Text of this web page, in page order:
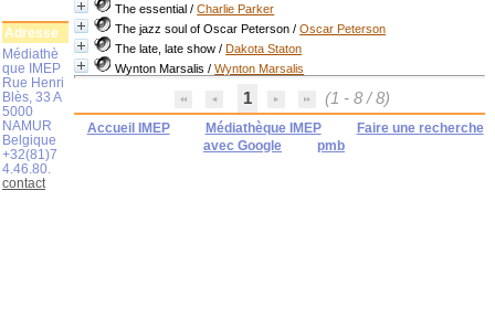
The essential /Charlie Parker
The jazz soul of Oscar Peterson /Oscar Peterson
The late, late show /Dakota Staton
Wynton Marsalis /Wynton Marsalis
1 (1 - 8 / 8)
Accueil IMEP Médiathèque IMEP
Faire une recherche
avec Google
pmb
Adresse
Médiathè
que IMEP
Rue Henri
Blès, 33 A
5000
NAMUR
Belgique
+32(81)7
4.46.80.
contact